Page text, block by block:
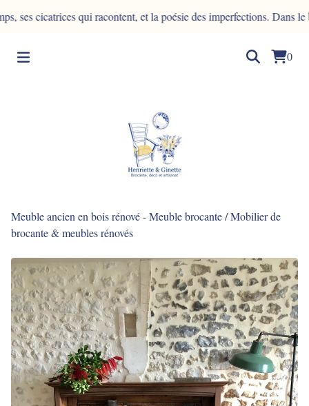
cicatrices qui racontent, et la poésie des imperfections. Dans le
0
Meuble ancien en bois rénové - Meuble brocante/Mobilier de
brocante & meubles rénovés